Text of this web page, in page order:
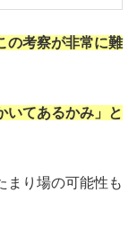
の考察が非常に難
いてあるかみ」と
まり場の可能性も